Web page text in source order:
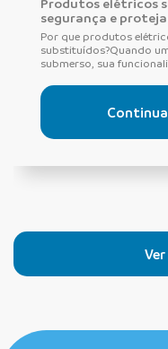
segurança e
Por que produtos
substituídos?Quando
submerso, sua